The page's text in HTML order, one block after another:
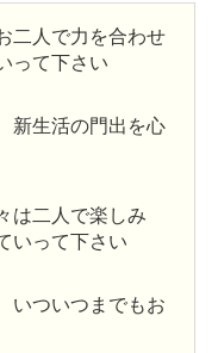
二人で力を合わせ
って下さい
新生活の門出を心
は二人で楽しみ
いって下さい
いついつまでもお